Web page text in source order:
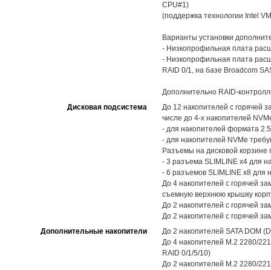
CPU#1)
(поддержка технологии Intel
Варианты установки
- Низкопрофильная плата
- Низкопрофильная плата
RAID 0/1, на базе Broadcom
Дополнительно RAID-
Дисковая подсистема
До 12 накопителей с горячей
числе до 4-х накопителей
- для накопителей формата
- для накопителей NVMe
Разъемы на дисковой корзине
- 3 разъема SLIMLINE x4 для
- 6 разъемов SLIMLINE x8 для
До 4 накопителей с горячей
съемную верхнюю крышку
До 2 накопителей с горячей
До 2 накопителей с горячей
Дополнительные накопители
До 2 накопителей SATA DOM
До 4 накопителей M.2 2280/
RAID 0/1/5/10)
До 2 накопителей M.2 2280/